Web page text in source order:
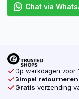
Chat via
Op werkdagen voor
Simpel retourneren
Gratis verzending